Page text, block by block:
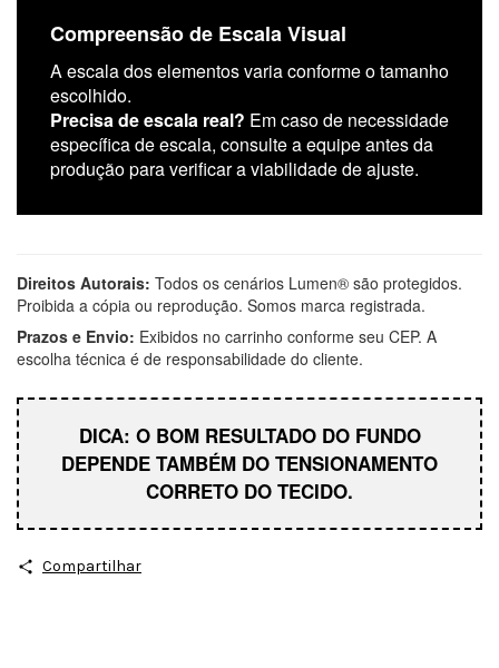
Compreensão de Escala Visual
A escala dos elementos varia conforme o tamanho
escolhido.
Precisa de escala real? Em caso de necessidade
específica de escala, consulte a equipe antes da
produção para verificar a viabilidade de ajuste.
Direitos Autorais: Todos os cenários Lumen® são protegidos.
Proibida a cópia ou reprodução. Somos marca registrada.
Prazos e Envio: Exibidos no carrinho conforme seu CEP. A
escolha técnica é de responsabilidade do cliente.
DICA: O BOM RESULTADO DO FUNDO
DEPENDE TAMBÉM DO TENSIONAMENTO
CORRETO DO TECIDO.
Compartilhar